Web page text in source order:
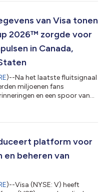
voor
en beveiliging en...
van Visa tonen
2026™ zorgde voor
in Canada,
)--Na het laatste fluitsignaal
miljoenen fans
en een spoor van
voor een aanzienlijke
Verenigde Staten. Deze
platform voor
beheren van
)--Visa (NYSE: V) heeft